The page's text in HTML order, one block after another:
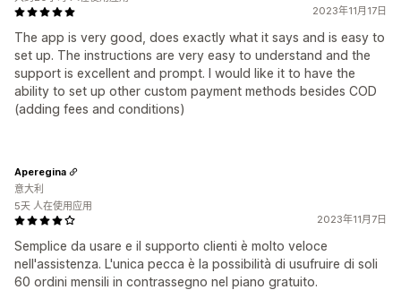
2023年11月17日
The app is very good, does exactly what it says and is easy to
set up. The instructions are very easy to understand and the
support is excellent and prompt. I would like it to have the
ability to set up other custom payment methods besides COD
(adding fees and conditions)
2023年11月7日
Semplice da usare e il supporto clienti è molto veloce
nell'assistenza. L'unica pecca è la possibilità di usufruire di soli
60 ordini mensili in contrassegno nel piano gratuito.
Aperegina
意大利
5天 人在使用应用